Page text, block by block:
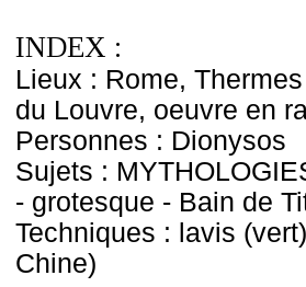
INDEX :
Lieux : Rome,
du Louvre, oeuvre en
Personnes : Dionysos
Sujets :
- grotesque - Bain de
Techniques : lavis
Chine)